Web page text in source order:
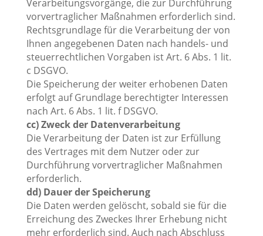
Verarbeitungsvorgänge, die zur Durchführung
vorvertraglicher Maßnahmen erforderlich sind.
Rechtsgrundlage für die Verarbeitung der von
Ihnen angegebenen Daten nach handels- und
steuerrechtlichen Vorgaben ist Art. 6 Abs. 1 lit.
c DSGVO.
Die Speicherung der weiter erhobenen Daten
erfolgt auf Grundlage berechtigter Interessen
nach Art. 6 Abs. 1 lit. f DSGVO.
cc) Zweck der Datenverarbeitung
Die Verarbeitung der Daten ist zur Erfüllung
des Vertrages mit dem Nutzer oder zur
Durchführung vorvertraglicher Maßnahmen
erforderlich.
dd) Dauer der Speicherung
Die Daten werden gelöscht, sobald sie für die
Erreichung des Zweckes Ihrer Erhebung nicht
mehr erforderlich sind. Auch nach Abschluss